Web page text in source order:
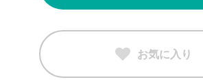
お気に入り